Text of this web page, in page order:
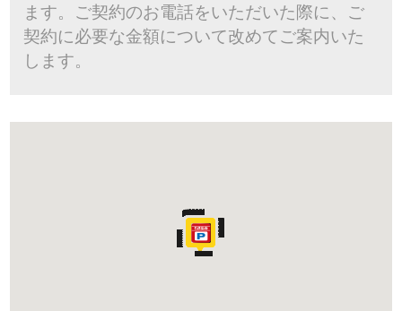
ます。ご契約のお電話をいただいた際に、ご
契約に必要な金額について改めてご案内いた
します。